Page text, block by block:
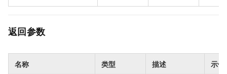
返回参数
名称 类型 描述 示例